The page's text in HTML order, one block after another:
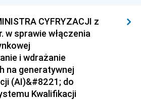
CYFRYZACJI z
w sprawie włączenia
i wdrażanie
na generatywnej
(AI)&#8221; do
Kwalifikacji